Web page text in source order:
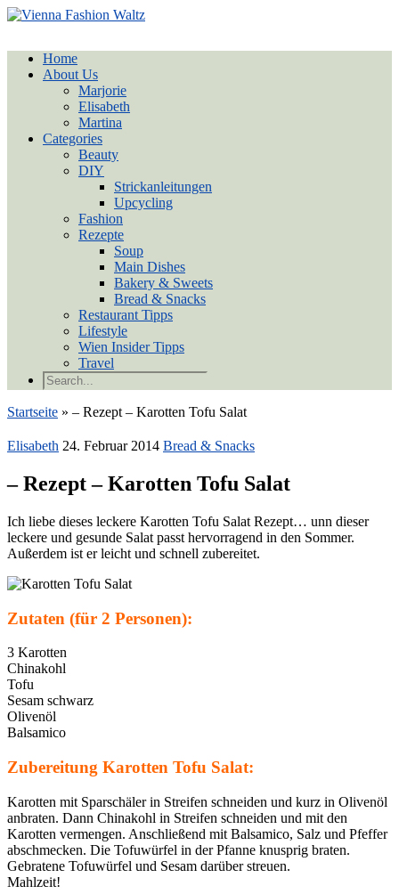
Home
About Us
Marjorie
Elisabeth
Martina
Categories
Beauty
DIY
Strickanleitungen
Upcycling
Fashion
Rezepte
Soup
Main Dishes
Bakery & Sweets
Bread & Snacks
Restaurant Tipps
Lifestyle
Wien Insider Tipps
Travel
Startseite » – Rezept – Karotten Tofu Salat
Elisabeth 24. Februar 2014 Bread & Snacks
– Rezept – Karotten Tofu Salat
Ich liebe dieses leckere Karotten Tofu Salat Rezept… unn dieser
leckere und gesunde Salat passt hervorragend in den Sommer.
Außerdem ist er leicht und schnell zubereitet.
Zutaten (für 2 Personen):
3 Karotten
Chinakohl
Tofu
Sesam schwarz
Olivenöl
Balsamico
Zubereitung Karotten Tofu Salat:
Karotten mit Sparschäler in Streifen schneiden und kurz in Olivenöl
anbraten. Dann Chinakohl in Streifen schneiden und mit den
Karotten vermengen. Anschließend mit Balsamico, Salz und Pfeffer
abschmecken. Die Tofuwürfel in der Pfanne knusprig braten.
Gebratene Tofuwürfel und Sesam darüber streuen.
Mahlzeit!